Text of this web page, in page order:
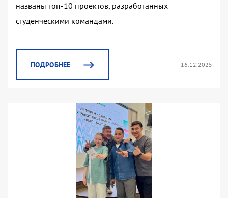
названы топ-10 проектов, разработанных
студенческими командами.
ПОДРОБНЕЕ 16.12.2025